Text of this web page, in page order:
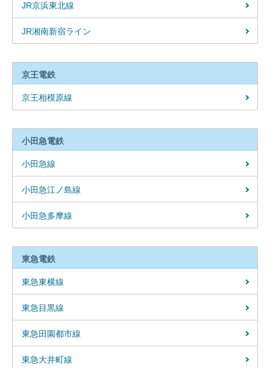
JR京浜東北線
JR湘南新宿ライン
京王電鉄
京王相模原線
小田急電鉄
小田急線
小田急江ノ島線
小田急多摩線
東急電鉄
東急東横線
東急目黒線
東急田園都市線
東急大井町線